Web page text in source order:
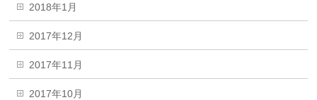
2018年1月
2017年12月
2017年11月
2017年10月